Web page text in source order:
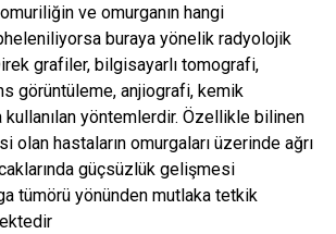
ve omurganın hangi
buraya yönelik radyolojik
grafiler, bilgisayarlı tomografi,
görüntüleme, anjiografi, kemik
kullanılan yöntemlerdir. Özellikle bilinen
olan hastaların omurgaları üzerinde ağrı
güçsüzlük gelişmesi
tümörü yönünden mutlaka tetkik